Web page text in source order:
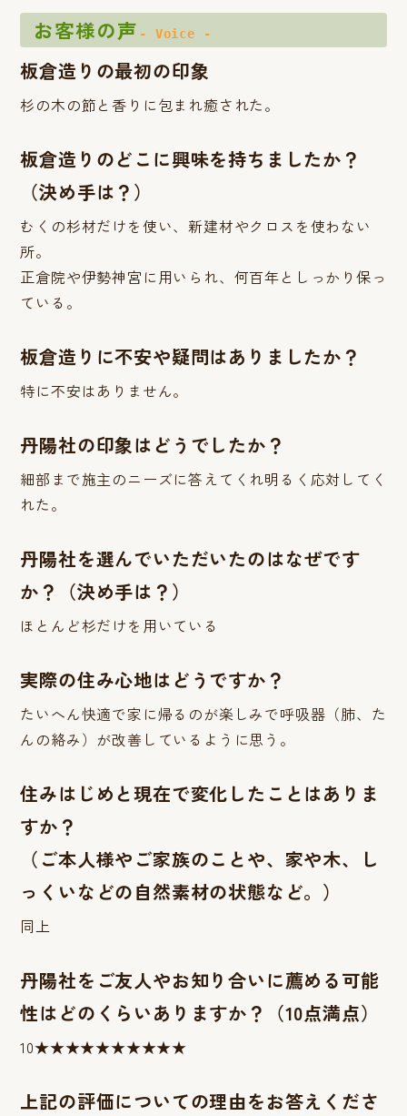
お客様の声 - Voice -
板倉造りの最初の印象
杉の木の節と香りに包まれ癒された。
板倉造りのどこに興味を持ちましたか？
（決め手は？）
むくの杉材だけを使い、新建材やクロスを使わない
所。
正倉院や伊勢神宮に用いられ、何百年としっかり保っ
ている。
板倉造りに不安や疑問はありましたか？
特に不安はありません。
丹陽社の印象はどうでしたか？
細部まで施主のニーズに答えてくれ明るく応対してく
れた。
丹陽社を選んでいただいたのはなぜです
か？（決め手は？）
ほとんど杉だけを用いている
実際の住み心地はどうですか？
たいへん快適で家に帰るのが楽しみで呼吸器（肺、た
んの絡み）が改善しているように思う。
住みはじめと現在で変化したことはありま
すか？
（ご本人様やご家族のことや、家や木、し
っくいなどの自然素材の状態など。）
同上
丹陽社をご友人やお知り合いに薦める可能
性はどのくらいありますか？（10点満点）
10★★★★★★★★★★
上記の評価についての理由をお答えくださ